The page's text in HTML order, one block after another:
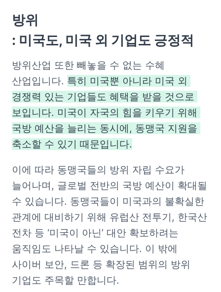
방위
: 미국도, 미국 외 기업도 긍정적
방위산업 또한 빼놓을 수 없는 수혜
산업입니다. 특히 미국뿐 아니라 미국 외
경쟁력 있는 기업들도 혜택을 받을 것으로
보입니다. 미국이 자국의 힘을 키우기 위해
국방 예산을 늘리는 동시에, 동맹국 지원을
축소할 수 있기 때문입니다.
이에 따라 동맹국들의 방위 자립 수요가
늘어나며, 글로벌 전반의 국방 예산이 확대될
수 있습니다. 동맹국들이 미국과의 불확실한
관계에 대비하기 위해 유럽산 전투기, 한국산
전차 등 ‘미국이 아닌’ 대안 확보하려는
움직임도 나타날 수 있습니다. 이 밖에
사이버 보안, 드론 등 확장된 범위의 방위
기업도 주목할 만합니다.